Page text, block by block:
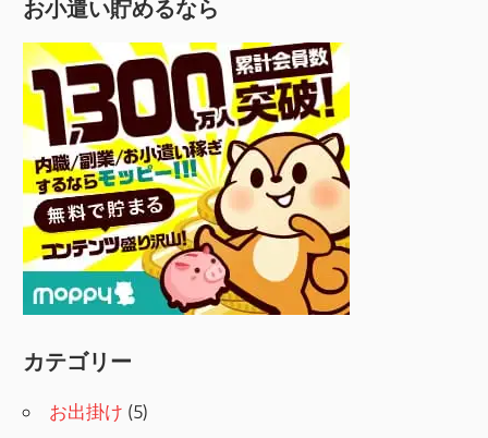
お小遣い貯めるなら
カテゴリー
お出掛け (5)